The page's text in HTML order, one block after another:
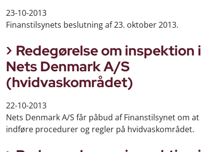
23-10-2013
Finanstilsynets beslutning af 23. oktober 2013.
Redegørelse om inspektion i
Nets Denmark A/S
(hvidvaskområdet)
22-10-2013
Nets Denmark A/S får påbud af Finanstilsynet om at
indføre procedurer og regler på hvidvaskområdet.